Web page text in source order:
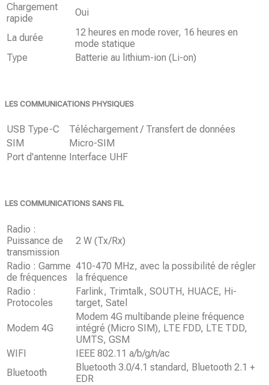
Chargement
rapide
Oui
La durée
12 heures en mode rover, 16 heures en
mode statique
Type
Batterie au lithium-ion (Li-on)
LES COMMUNICATIONS PHYSIQUES
USB Type-C
Téléchargement / Transfert de données
SIM
Micro-SIM
Port d'antenne Interface UHF
LES COMMUNICATIONS SANS FIL
Radio :
Puissance de
transmission
2 W (Tx/Rx)
Radio : Gamme
de fréquences
410-470 MHz, avec la possibilité de régler
la fréquence
Radio :
Protocoles
Farlink, Trimtalk, SOUTH, HUACE, Hi-
target, Satel
Modem 4G
Modem 4G multibande pleine fréquence
intégré (Micro SIM), LTE FDD, LTE TDD,
UMTS, GSM
WIFI
IEEE 802.11 a/b/g/n/ac
Bluetooth
Bluetooth 3.0/4.1 standard, Bluetooth 2.1 +
EDR